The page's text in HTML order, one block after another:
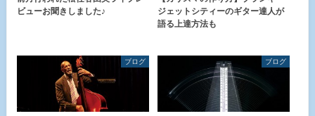
ビューお聞きしました♪
ジェットシティーのギター達人が
語る上達方法も
ブログ ブログ